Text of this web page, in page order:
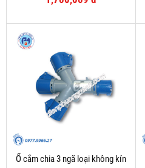
Ổ cắm chia 3 ngã loại không kín